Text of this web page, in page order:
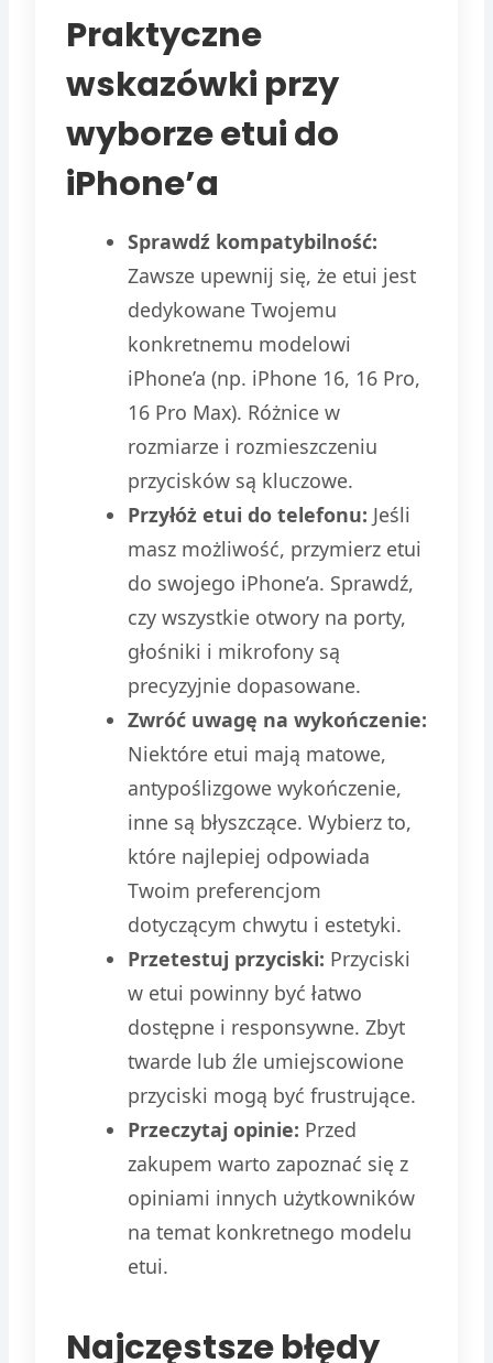
Praktyczne
wskazówki przy
wyborze etui do
iPhone’a
Sprawdź kompatybilność:
Zawsze upewnij się, że etui jest
dedykowane Twojemu
konkretnemu modelowi
iPhone’a (np. iPhone 16, 16 Pro,
16 Pro Max). Różnice w
rozmiarze i rozmieszczeniu
przycisków są kluczowe.
Przyłóż etui do telefonu: Jeśli
masz możliwość, przymierz etui
do swojego iPhone’a. Sprawdź,
czy wszystkie otwory na porty,
głośniki i mikrofony są
precyzyjnie dopasowane.
Zwróć uwagę na wykończenie:
Niektóre etui mają matowe,
antypoślizgowe wykończenie,
inne są błyszczące. Wybierz to,
które najlepiej odpowiada
Twoim preferencjom
dotyczącym chwytu i estetyki.
Przetestuj przyciski: Przyciski
w etui powinny być łatwo
dostępne i responsywne. Zbyt
twarde lub źle umiejscowione
przyciski mogą być frustrujące.
Przeczytaj opinie: Przed
zakupem warto zapoznać się z
opiniami innych użytkowników
na temat konkretnego modelu
etui.
Najczęstsze błędy